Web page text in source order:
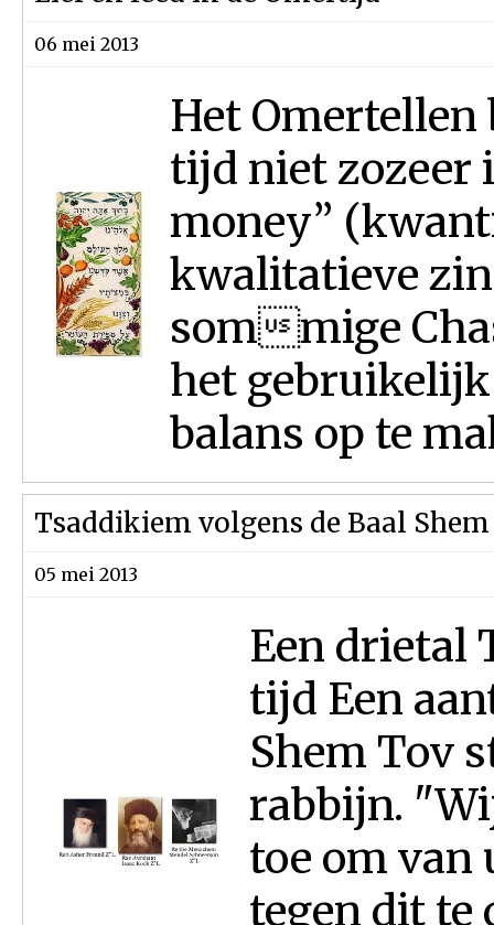
06 mei 2013
Het Omertellen
tijd niet zozeer
money”
kwalitatieve
sommige
het
balans op te
Tsaddikiem volgens de Baal
05 mei 2013
Een drietal
tijd Een
Shem Tov
rabbijn.
toe om van
tegen dit te